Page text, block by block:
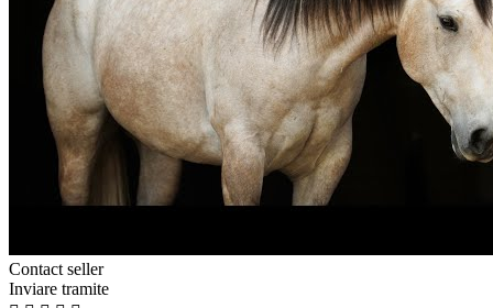
Contact seller
Inviare tramite